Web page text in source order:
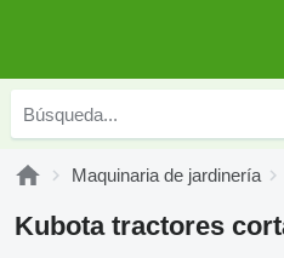
Maquinaria de jardinería
Kubota tractores